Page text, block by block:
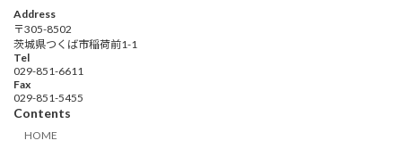
Address
〒305-8502
茨城県つくば市稲荷前1-1
Tel
029-851-6611
Fax
029-851-5455
Contents
HOME